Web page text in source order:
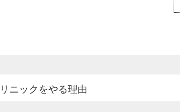
ニックをやる理由